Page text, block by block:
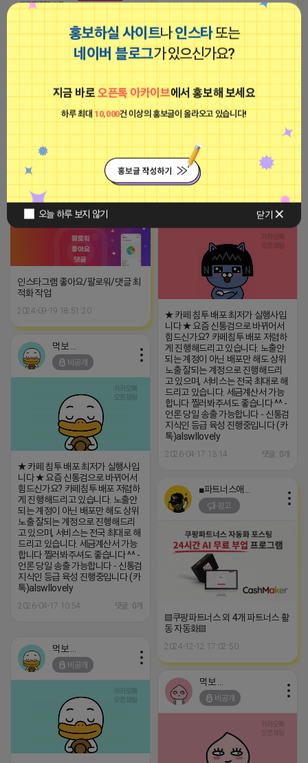
홍보하실 사이트나인스타또는
네이버 블로그가 있으신가요?
지금 바로오픈톡 아카이브에서 홍보해 보세요
하루 최대10,000건 이상의 홍보글이 올라오고 있습니다!
오늘 하루 보지 않기 닫기
★ 카페 침투 배포 최저가 실행사입
니다 ★ 요즘 신통검으로 바뀌어서
힘드신가요? 카페침투 배포 저렴하
게 진행해드리고 있습니다. 노출안
되는 계정이 아닌 배포만 해도 상위
드리고 있습니다. 세금계산서 가능
합니다 찔러봐주셔도 좋습니다 ^^ -
언론 당일 송출 가능합니다 - 신통검
지식인 등급 육성 진행중입니다 (카
톡)alswllovely
2026-04-17 15:15
삽입된 365일 24시간 임대형 컴퓨
터 서비스
2023-09-05 19:01:58
광고
인스타그램 좋아요/팔로워/댓글 최
적화 작업
2024-09-19 18:51:20
★ 카페 침투 배포 최저가 실행사입
니다 ★ 요즘 신통검으로 바뀌어서
힘드신가요? 카페침투 배포 저렴하
게 진행해드리고 있습니다. 노출안
되는 계정이 아닌 배포만 해도 상위
노출 잘되는 계정으로 진행해드리
고 있으며, 서비스는 전국 최대로 해
드리고 있습니다. 세금계산서 가능
합니다 찔러봐주셔도 좋습니다 ^^ -
언론 당일 송출 가능합니다 - 신통검
지식인 등급 육성 진행중입니다 (카
톡)alswllovely
2026-04-17 13:14 댓글: 0개
비공개
★ 카페 침투 배포 최저가 실행사입
니다 ★ 요즘 신통검으로 바뀌어서
힘드신가요? 카페침투 배포 저렴하
게 진행해드리고 있습니다. 노출안
되는 계정이 아닌 배포만 해도 상위
노출 잘되는 계정으로 진행해드리
고 있으며, 서비스는 전국 최대로 해
드리고 있습니다. 세금계산서 가능
합니다 찔러봐주셔도 좋습니다 ^^ -
언론 당일 송출 가능합니다 - 신통검
지식인 등급 육성 진행중입니다 (카
톡)alswllovely
2026-04-17 10:54 댓글: 0개
광고
▤쿠팡파트너스 외 4개 파트너스 활
동 자동화▤
2024-12-12 17:02:50
비공개
비공개